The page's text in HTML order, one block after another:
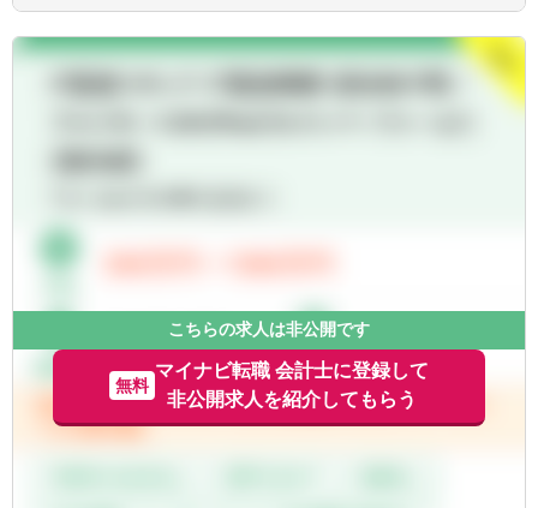
様々な環境や状況において独立した客観的な
判断を行う能力
■優れた分析および問題解決能力
は以下の通りです。
【具体的には】
プの策定に参加
らの指示に従って他のタスクを実行
・限定範囲の監査や短期レビューにおいて、
計画、実行、クロージング活動のリードを含
む全体の監査/レビュー過程を担当
・他のプロジェクトメンバー（内部/外部）の
こちらの求人は非公開です
無料
マイナビ転職 会計士に登録して
非公開求人を紹介してもらう